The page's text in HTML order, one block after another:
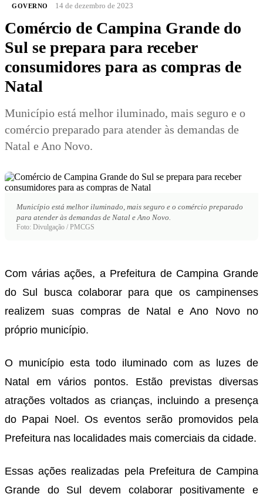
GOVERNO 14 de dezembro de 2023
Comércio de Campina Grande do
Sul se prepara para receber
consumidores para as compras de
Natal
Município está melhor iluminado, mais seguro e o
comércio preparado para atender às demandas de
Natal e Ano Novo.
Município está melhor iluminado, mais seguro e o comércio preparado
para atender às demandas de Natal e Ano Novo.
Foto: Divulgação / PMCGS
Com várias ações, a Prefeitura de Campina Grande
do Sul busca colaborar para que os campinenses
realizem suas compras de Natal e Ano Novo no
próprio município.
O município esta todo iluminado com as luzes de
Natal em vários pontos. Estão previstas diversas
atrações voltados as crianças, incluindo a presença
do Papai Noel. Os eventos serão promovidos pela
Prefeitura nas localidades mais comerciais da cidade.
Essas ações realizadas pela Prefeitura de Campina
Grande do Sul devem colaborar positivamente e